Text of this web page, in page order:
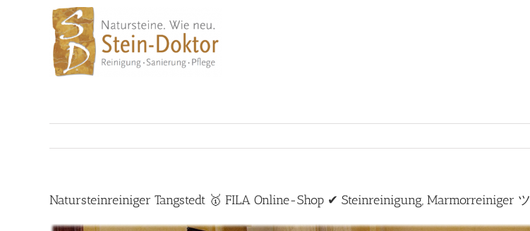
Natursteinreiniger Tangstedt 🥇 FILA Online-Shop ✔ Steinreinigung, Marmorreiniger ツ